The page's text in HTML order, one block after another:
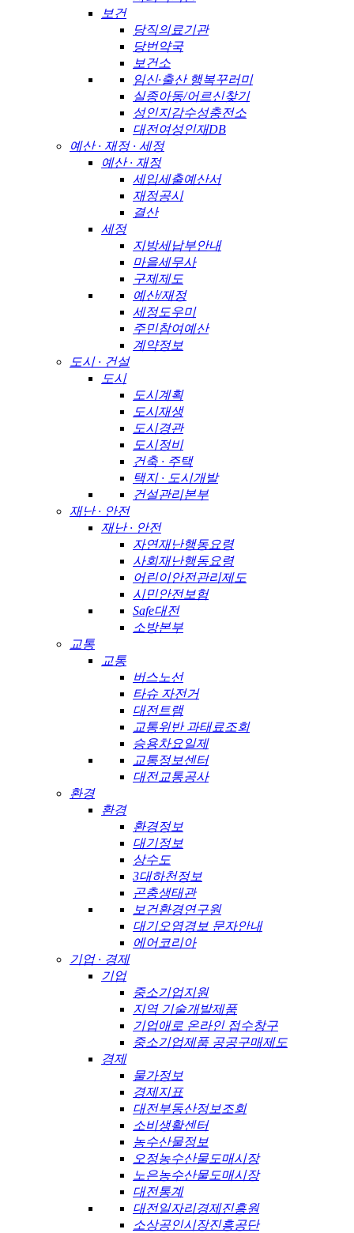
보건
당직의료기관
당번약국
보건소
임신·출산 행복꾸러미
실종아동/어르신찾기
성인지감수성충전소
대전여성인재DB
예산 · 재정 · 세정
예산 · 재정
세입세출예산서
재정공시
결산
세정
지방세납부안내
마을세무사
구제제도
예산/재정
세정도우미
주민참여예산
계약정보
도시 · 건설
도시
도시계획
도시재생
도시경관
도시정비
건축 · 주택
택지 · 도시개발
건설관리본부
재난 · 안전
재난 · 안전
자연재난행동요령
사회재난행동요령
어린이안전관리제도
시민안전보험
Safe대전
소방본부
교통
교통
버스노선
타슈 자전거
대전트램
교통위반 과태료조회
승용차요일제
교통정보센터
대전교통공사
환경
환경
환경정보
대기정보
상수도
3대하천정보
곤충생태관
보건환경연구원
대기오염경보 문자안내
에어코리아
기업 · 경제
기업
중소기업지원
지역 기술개발제품
기업애로 온라인 접수창구
중소기업제품 공공구매제도
경제
물가정보
경제지표
대전부동산정보조회
소비생활센터
농수산물정보
오정농수산물도매시장
노은농수산물도매시장
대전통계
대전일자리경제진흥원
소상공인시장진흥공단